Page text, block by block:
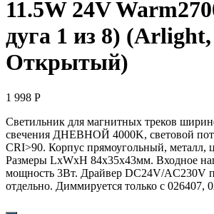
11.5W 24V
дуга 1 из 8) (Arlight,
Открытый)
1 998 Р
Светильник для магнитных треков
свечения ДНЕВНОЙ 4000K, световой
CRI>90. Корпус прямоугольный, металл,
Размеры LxWxH 84x35x43мм. Входное
мощность 3Вт. Драйвер DС24V/AC230V
отдельно. Диммируется только с 026407,